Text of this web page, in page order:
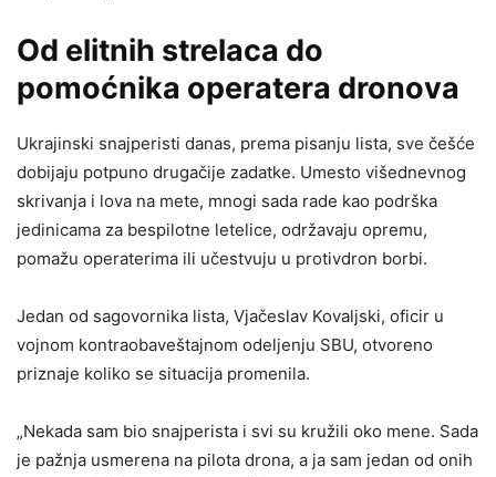
Od elitnih strelaca do
pomoćnika operatera dronova
Ukrajinski snajperisti danas, prema pisanju lista, sve češće
dobijaju potpuno drugačije zadatke. Umesto višednevnog
skrivanja i lova na mete, mnogi sada rade kao podrška
jedinicama za bespilotne letelice, održavaju opremu,
pomažu operaterima ili učestvuju u protivdron borbi.
Jedan od sagovornika lista, Vjačeslav Kovaljski, oficir u
vojnom kontraobaveštajnom odeljenju SBU, otvoreno
priznaje koliko se situacija promenila.
„Nekada sam bio snajperista i svi su kružili oko mene. Sada
je pažnja usmerena na pilota drona, a ja sam jedan od onih